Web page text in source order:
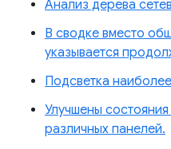
Анализ дерева
В сводке вместо
указывается
Подсветка
Улучшены
различных панелей.